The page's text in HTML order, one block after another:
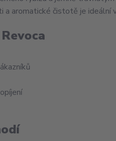
aromatické čistotě je ideální